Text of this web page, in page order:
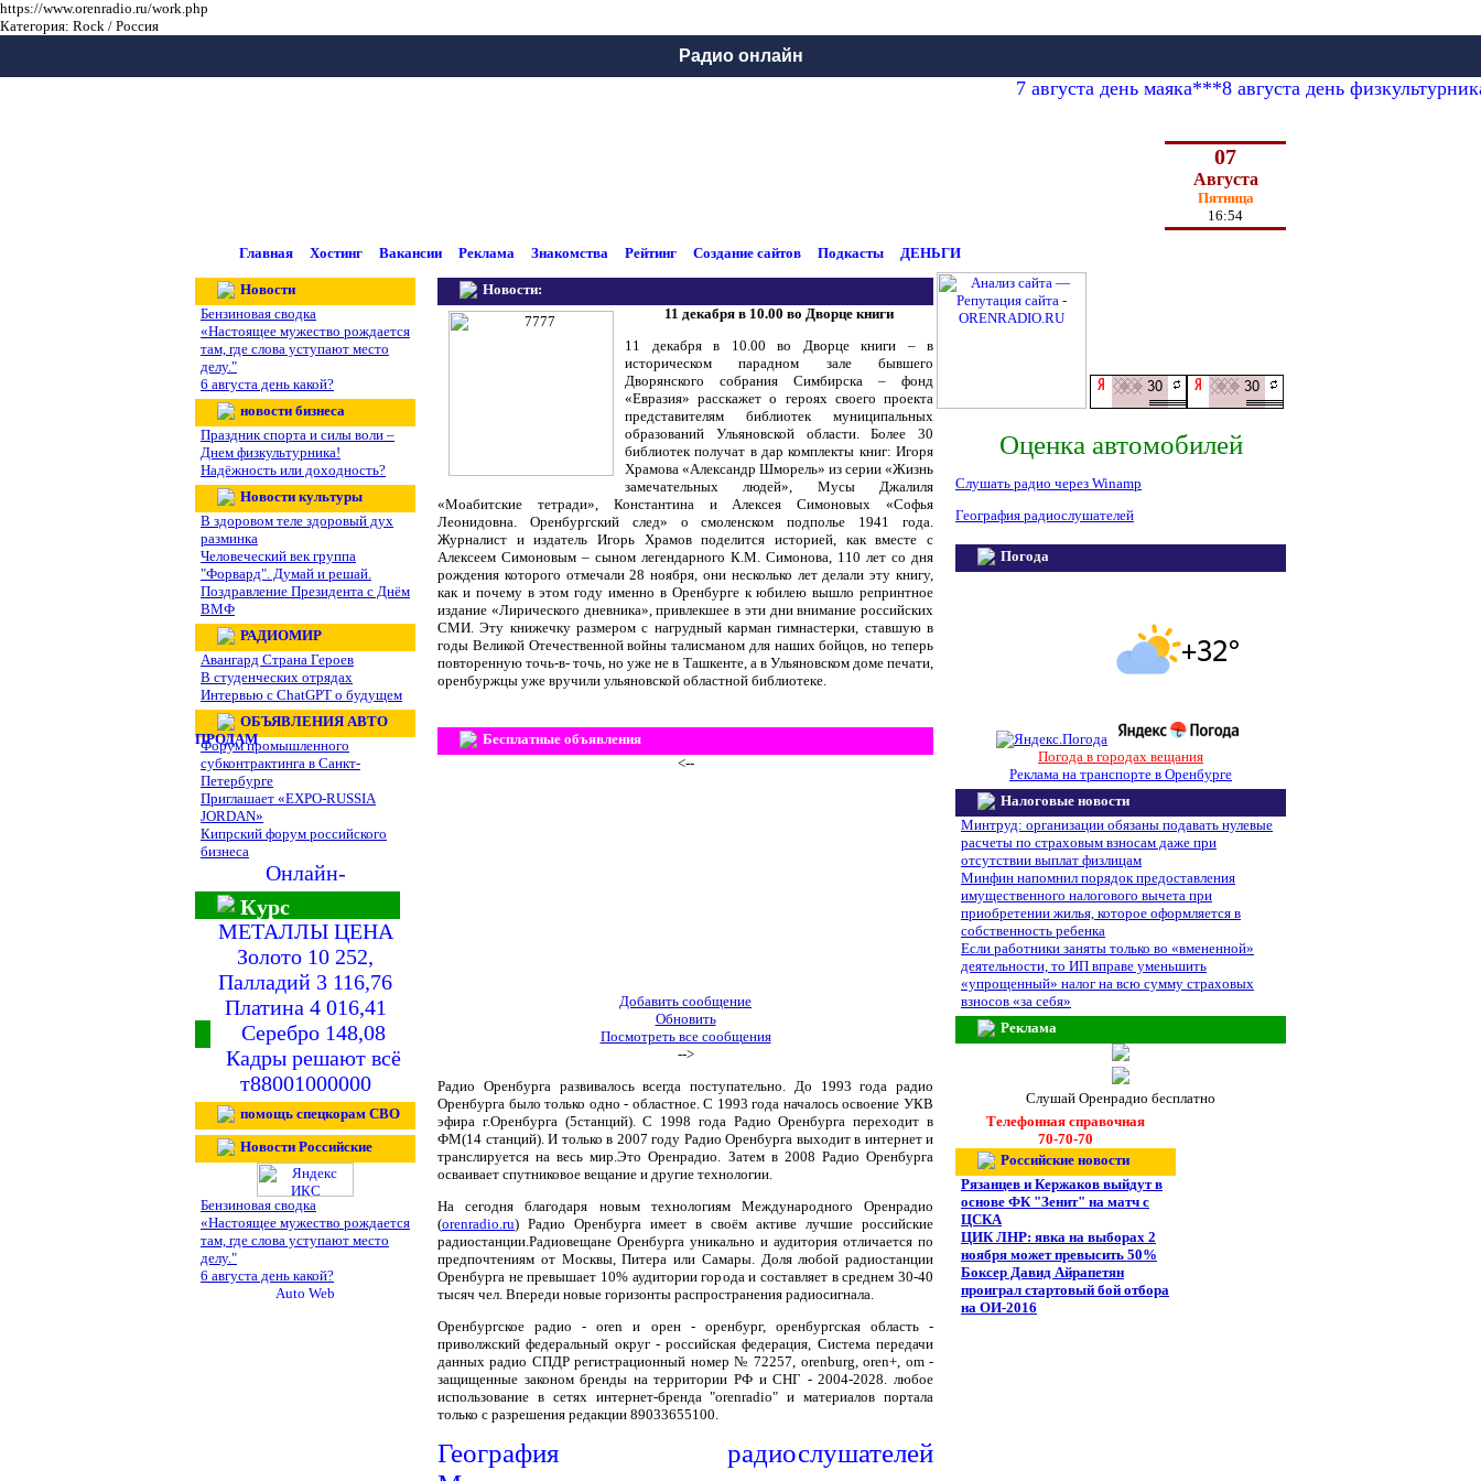
https://www.orenradio.ru/work.php
Категория: Rock / Россия
Радио онлайн
7 августа день маяка***8 августа день
07
Августа
Пятница
16:54
Главная Хостинг Вакансии Реклама Знакомства Рейтинг Создание сайтов Подкасты ДЕНЬГИ
Новости
Бензиновая сводка
«Настоящее мужество рождается
там, где слова уступают место
делу."
6 августа день какой?
новости бизнеса
Праздник спорта и силы воли –
Днем физкультурника!
Надёжность или доходность?
Новости культуры
В здоровом теле здоровый дух
разминка
Человеческий век группа
"Форвард". Думай и решай.
Поздравление Президента с Днём
ВМФ
РАДИОМИР
Авангард Страна Героев
В студенческих отрядах
Интервью с ChatGPT о будущем
ОБЪЯВЛЕНИЯ АВТО
ПРОДАМ
Форум промышленного
субконтрактинга в Санкт-
Петербурге
Приглашает «EXPO-RUSSIA
JORDAN»
Кипрский форум российского
бизнеса
Онлайн-
Курс
МЕТАЛЛЫ ЦЕНА
Золото 10 252,
Палладий 3 116,76
Платина 4 016,41
Серебро 148,08
Кадры решают всё
т88001000000
помощь спецкорам СВО
Новости Российские
Бензиновая сводка
«Настоящее мужество рождается
там, где слова уступают место
делу."
6 августа день какой?
Новости:
11 декабря в 10.00 во Дворце книги
11 декабря в 10.00 во Дворце книги – в
историческом парадном зале бывшего
Дворянского собрания Симбирска – фонд
«Евразия» расскажет о героях своего проекта
представителям библиотек муниципальных
образований Ульяновской области. Более 30
библиотек получат в дар комплекты книг: Игоря
Храмова «Александр Шморель» из серии «Жизнь
замечательных людей», Мусы Джалиля
«Моабитские тетради», Константина и Алексея Симоновых «Софья
Леонидовна. Оренбургский след» о смоленском подполье 1941 года.
Журналист и издатель Игорь Храмов поделится историей, как вместе с
Алексеем Симоновым – сыном легендарного К.М. Симонова, 110 лет со дня
рождения которого отмечали 28 ноября, они несколько лет делали эту книгу,
как и почему в этом году именно в Оренбурге к юбилею вышло репринтное
издание «Лирического дневника», привлекшее в эти дни внимание российских
СМИ. Эту книжечку размером с нагрудный карман гимнастерки, ставшую в
годы Великой Отечественной войны талисманом для наших бойцов, но теперь
повторенную точь-в- точь, но уже не в Ташкенте, а в Ульяновском доме печати,
оренбуржцы уже вручили ульяновской областной библиотеке.
Бесплатные объявления
<--
Добавить сообщение
Обновить
Посмотреть все сообщения
-->
Радио Оренбурга развивалось всегда поступательно. До 1993 года радио
Оренбурга было только одно - областное. С 1993 года началось освоение УКВ
эфира г.Оренбурга (5станций). С 1998 года Радио Оренбурга переходит в
ФМ(14 станций). И только в 2007 году Радио Оренбурга выходит в интернет и
транслируется на весь мир.Это Оренрадио. Затем в 2008 Радио Оренбурга
осваивает спутниковое вещание и другие технологии.
На сегодня благодаря новым технологиям Международного Оренрадио
(orenradio.ru) Радио Оренбурга имеет в своём активе лучшие российские
радиостанции.Радиовещане Оренбурга уникально и аудитория отличается по
предпочтениям от Москвы, Питера или Самары. Доля любой радиостанции
Оренбурга не превышает 10% аудитории города и составляет в среднем 30-40
тысяч чел. Впереди новые горизонты распространения радиосигнала.
Оренбургское радио - oren и орен - оренбург, оренбургская область -
приволжский федеральный округ - российская федерация, Система передачи
данных радио СПДР регистрационный номер № 72257, orenburg, oren+, om -
защищенные законом бренды на территории РФ и СНГ - 2004-2028. любое
использование в сетях интернет-бренда "orenradio" и материалов портала
только с разрешения редакции 89033655100.
География радиослушателей
Оценка автомобилей
Слушать радио через Winamp
География радиослушателей
Погода
Погода в городах вещания
Реклама на транспорте в Оренбурге
Налоговые новости
Минтруд: организации обязаны подавать нулевые
расчеты по страховым взносам даже при
отсутствии выплат физлицам
Минфин напомнил порядок предоставления
имущественного налогового вычета при
приобретении жилья, которое оформляется в
собственность ребенка
Если работники заняты только во «вмененной»
деятельности, то ИП вправе уменьшить
«упрощенный» налог на всю сумму страховых
взносов «за себя»
Реклама
Слушай Оренрадио бесплатно
Телефонная справочная
70-70-70
Российские новости
Рязанцев и Кержаков выйдут в
основе ФК "Зенит" на матч с
ЦСКА
ЦИК ЛНР: явка на выборах 2
ноября может превысить 50%
Боксер Давид Айрапетян
проиграл стартовый бой отбора
на ОИ-2016